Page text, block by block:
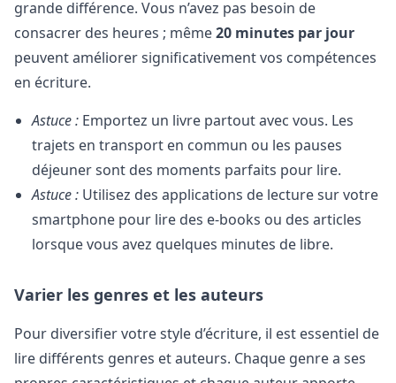
grande différence. Vous n’avez pas besoin de
consacrer des heures ; même20 minutes par jour
peuvent améliorer significativement vos compétences
en écriture.
Astuce : Emportez un livre partout avec vous. Les
trajets en transport en commun ou les pauses
déjeuner sont des moments parfaits pour lire.
Astuce : Utilisez des applications de lecture sur votre
smartphone pour lire des e-books ou des articles
lorsque vous avez quelques minutes de libre.
Varier les genres et les auteurs
Pour diversifier votre style d’écriture, il est essentiel de
lire différents genres et auteurs. Chaque genre a ses